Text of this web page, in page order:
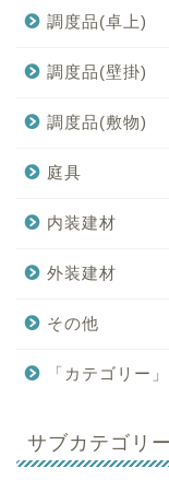
調度品(卓上)
調度品(壁掛)
調度品(敷物)
庭具
内装建材
外装建材
その他
「カテゴリー
サブカテゴリー